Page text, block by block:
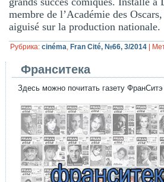
membre de l’Académie des
aiguisé sur la production nationale.
Рубрика: cinéma, Fran Cité, №66, 3/2014
Франситека
Здесь можно почитать газету